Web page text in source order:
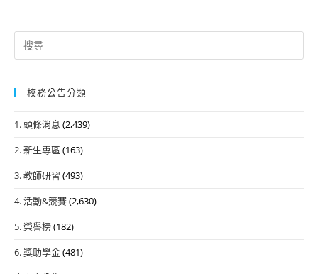
Search
for:
校務公告分類
1. 頭條消息 (2,439)
2. 新生專區 (163)
3. 教師研習 (493)
4. 活動&競賽(2,630)
5. 榮譽榜(182)
6. 獎助學金(481)